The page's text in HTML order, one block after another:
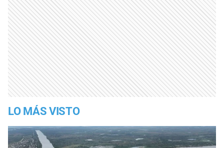
LO MÁS VISTO